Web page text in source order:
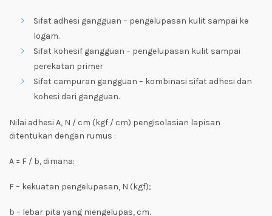
Sifat adhesi gangguan – pengelupasan kulit sampai ke
logam.
Sifat kohesif gangguan – pengelupasan kulit sampai
perekatan primer
Sifat campuran gangguan – kombinasi sifat adhesi dan
kohesi dari gangguan.
Nilai adhesi A, N / cm (kgf / cm) pengisolasian lapisan
ditentukan dengan rumus :
A = F / b, dimana:
F – kekuatan pengelupasan, N (kgf);
b – lebar pita yang mengelupas, cm.